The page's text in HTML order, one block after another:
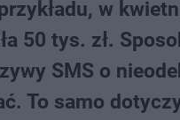
w
50 tys. zł.
SMS o
To samo